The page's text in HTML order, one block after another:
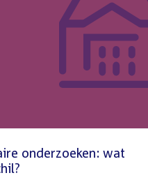
onderzoeken: wat